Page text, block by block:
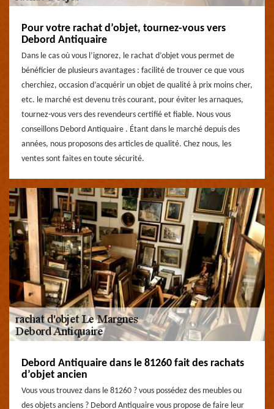
Pour votre rachat d’objet, tournez-vous vers
Debord Antiquaire
Dans le cas où vous l’ignorez, le rachat d’objet vous permet de
bénéficier de plusieurs avantages : facilité de trouver ce que vous
cherchiez, occasion d’acquérir un objet de qualité à prix moins cher,
etc. le marché est devenu très courant, pour éviter les arnaques,
tournez-vous vers des revendeurs certifié et fiable. Nous vous
conseillons Debord Antiquaire . Étant dans le marché depuis des
années, nous proposons des articles de qualité. Chez nous, les
ventes sont faites en toute sécurité.
Debord Antiquaire dans le 81260 fait des rachats
d’objet ancien
Vous vous trouvez dans le 81260 ? vous possédez des meubles ou
des objets anciens ? Debord Antiquaire vous propose de faire leur